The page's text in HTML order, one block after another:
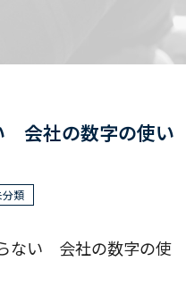
会社の数字の使い
分類
ない 会社の数字の使